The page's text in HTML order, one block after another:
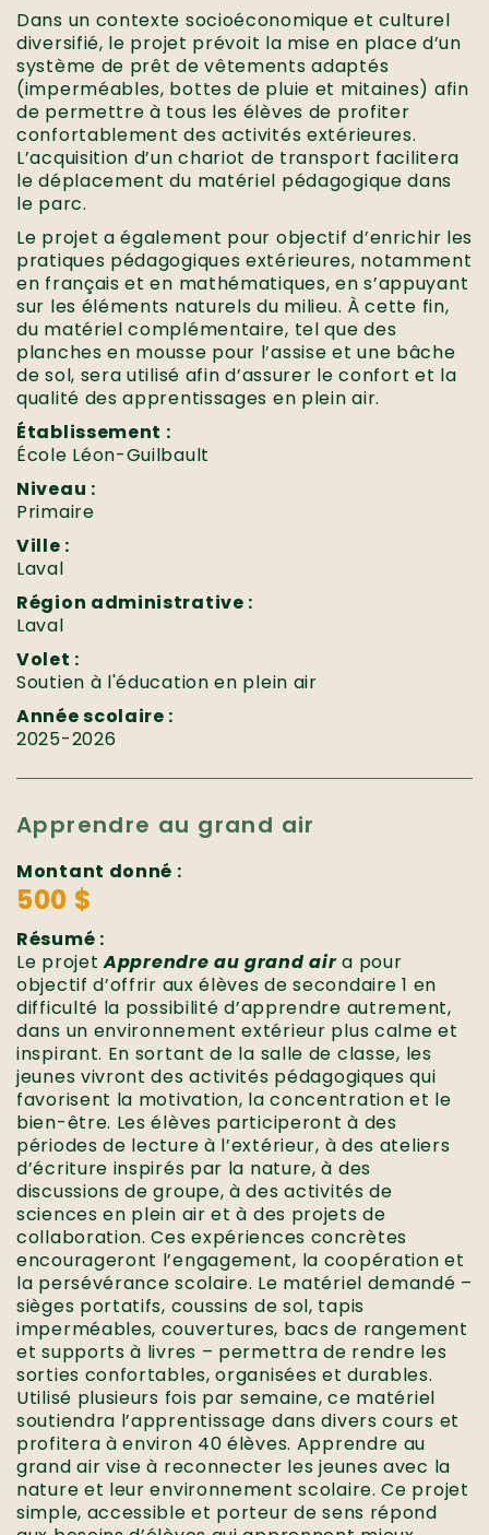
Dans un contexte socioéconomique et culturel
diversifié, le projet prévoit la mise en place d’un
système de prêt de vêtements adaptés
(imperméables, bottes de pluie et mitaines) afin
de permettre à tous les élèves de profiter
confortablement des activités extérieures.
L’acquisition d’un chariot de transport facilitera
le déplacement du matériel pédagogique dans
le parc.
Le projet a également pour objectif d’enrichir les
pratiques pédagogiques extérieures, notamment
en français et en mathématiques, en s’appuyant
sur les éléments naturels du milieu. À cette fin,
du matériel complémentaire, tel que des
planches en mousse pour l’assise et une bâche
de sol, sera utilisé afin d’assurer le confort et la
qualité des apprentissages en plein air.
Établissement :
École Léon-Guilbault
Niveau :
Primaire
Ville :
Laval
Région administrative :
Laval
Volet :
Soutien à l'éducation en plein air
Année scolaire :
2025-2026
Apprendre au grand air
Montant donné :
500 $
Résumé :
Le projetApprendre au grand aira pour
objectif d’offrir aux élèves de secondaire 1 en
difficulté la possibilité d’apprendre autrement,
dans un environnement extérieur plus calme et
inspirant. En sortant de la salle de classe, les
jeunes vivront des activités pédagogiques qui
favorisent la motivation, la concentration et le
bien-être. Les élèves participeront à des
périodes de lecture à l’extérieur, à des ateliers
d’écriture inspirés par la nature, à des
discussions de groupe, à des activités de
sciences en plein air et à des projets de
collaboration. Ces expériences concrètes
encourageront l’engagement, la coopération et
la persévérance scolaire. Le matériel demandé –
sièges portatifs, coussins de sol, tapis
imperméables, couvertures, bacs de rangement
et supports à livres – permettra de rendre les
sorties confortables, organisées et durables.
Utilisé plusieurs fois par semaine, ce matériel
soutiendra l’apprentissage dans divers cours et
profitera à environ 40 élèves. Apprendre au
grand air vise à reconnecter les jeunes avec la
nature et leur environnement scolaire. Ce projet
simple, accessible et porteur de sens répond